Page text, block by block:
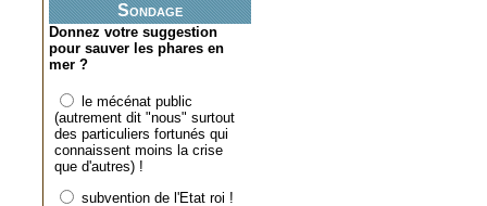
Sondage
Donnez votre suggestion
pour sauver les phares en
mer ?
le mécénat public
(autrement dit "nous" surtout
des particuliers fortunés qui
connaissent moins la crise
que d'autres) !
subvention de l'Etat roi !